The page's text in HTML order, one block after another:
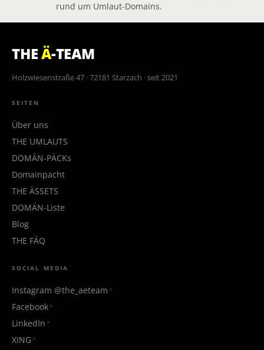
rund um Umlaut-Domains.
THEÄ-TEAM
Holzwiesenstraße 47 · 72181 Starzach · seit 2021
SEITEN
Über uns
THE UMLAUTS
DOMÄN-PÄCKs
Domainpacht
THE ÄSSETS
DOMÄN-Liste
Blog
THE FÄQ
SOCIAL MEDIA
Instagram @the_aeteam
Facebook
LinkedIn
XING